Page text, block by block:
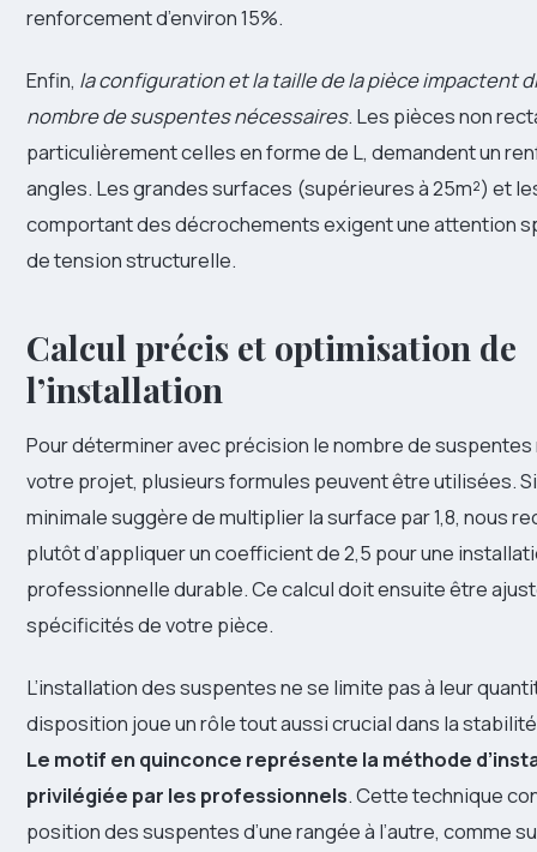
renforcement d’environ 15%.
Enfin, la configuration et la taille de la pièce impactent
nombre de suspentes nécessaires. Les pièces non
particulièrement celles en forme de L, demandent un
angles. Les grandes surfaces (supérieures à 25m²) et
comportant des décrochements exigent une attention
de tension structurelle.
Calcul précis et optimisation de
l’installation
Pour déterminer avec précision le nombre de
votre projet, plusieurs formules peuvent être utilisées.
minimale suggère de multiplier la surface par 1,8, nous
plutôt d’appliquer un coefficient de 2,5 pour une
professionnelle durable. Ce calcul doit ensuite être
spécificités de votre pièce.
L’installation des suspentes ne se limite pas à leur
disposition joue un rôle tout aussi crucial dans la
Le motif en quinconce représente la méthode
privilégiée par les professionnels. Cette technique
position des suspentes d’une rangée à l’autre, comme